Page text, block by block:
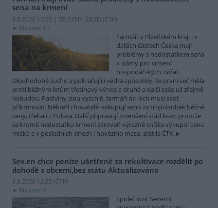
sena na krmení
3.8.2026 15:55 | ŽELEZNÝ ÚJEZD (ČTK)
Diskuse: 12
Farmáři v Plzeňském kraji i v
dalších částech Česka mají
problémy s nedostatkem sena
a slámy pro krmení
hospodářských zvířat.
Dlouhodobé sucho a pokračující vedra způsobily, že první seč měla
proti běžným letům třetinový výnos a druhé a další seče už zřejmě
nebudou. Pastviny jsou vyschlé, farmáři na nich musí skot
přikrmovat. Někteří chovatelé nakupují seno za trojnásobek běžné
ceny, třeba i z Polska. Další připravují zmenšení stád krav, protože
se kromě nedostatku krmení zároveň výrazně snížila výkupní cena
mléka a v posledních dnech i hovězího masa, zjistila ČTK.
Sev.en chce peníze ušetřené za rekultivace rozdělit po
dohodě s obcemi,bez státu Aktualizováno
3.8.2026 12:35 (ČTK)
Diskuse: 2
Společnost Severní